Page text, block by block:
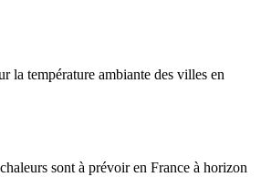
la température ambiante des villes en
sont à prévoir en France à horizon